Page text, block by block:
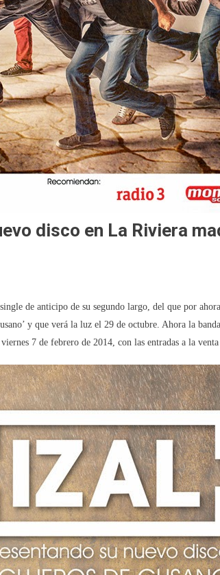
disco en La Riviera
de anticipo de su segundo largo, del que por
y que verá la luz el 29 de octubre. Ahora la
7 de febrero de 2014, con las entradas a la